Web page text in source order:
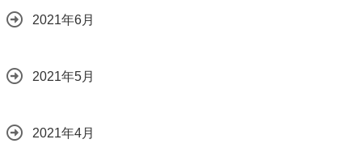
2021年6月
2021年5月
2021年4月